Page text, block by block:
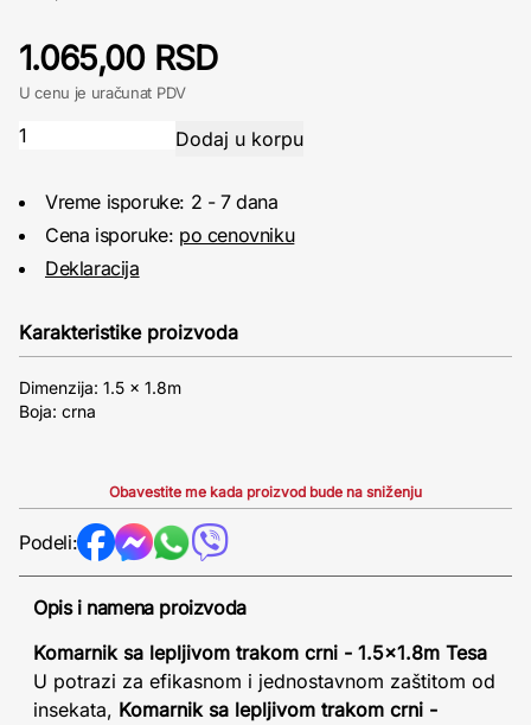
1.065,00 RSD
U cenu je uračunat PDV
Vreme isporuke: 2 - 7 dana
Cena isporuke: po cenovniku
Deklaracija
Karakteristike proizvoda
Dimenzija: 1.5 x 1.8m
Boja: crna
Obavestite me kada proizvod bude na sniženju
Podeli:
Opis i namena proizvoda
Komarnik sa lepljivom trakom crni - 1.5x1.8m Tesa
U potrazi za efikasnom i jednostavnom zaštitom od
insekata, Komarnik sa lepljivom trakom crni -